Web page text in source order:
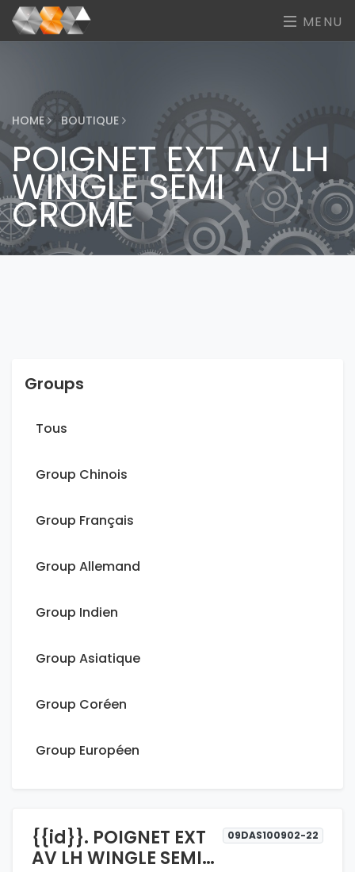
MENU
HOME BOUTIQUE
POIGNET EXT AV LH
WINGLE SEMI
CROME
Groups
Tous
Group Chinois
Group Français
Group Allemand
Group Indien
Group Asiatique
Group Coréen
Group Européen
{{id}}. POIGNET EXT
AV LH WINGLE SEMI
09DAS100902-22